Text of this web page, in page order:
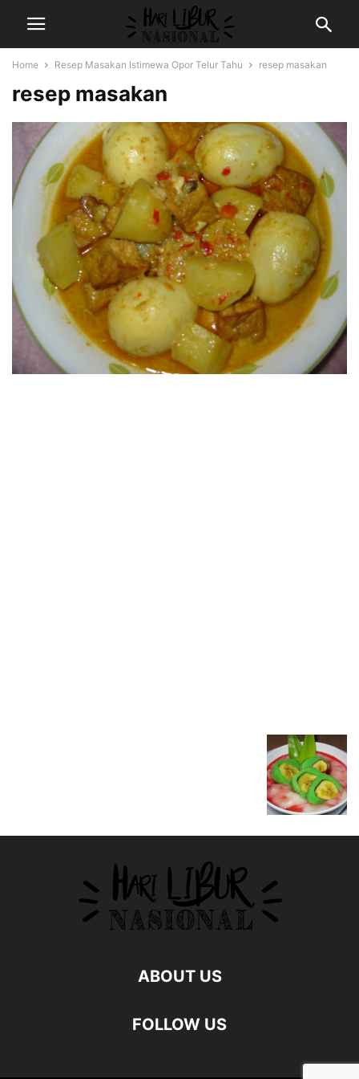
Home Resep Masakan Istimewa Opor Telur Tahu resep masakan
resep masakan
ABOUT US
FOLLOW US